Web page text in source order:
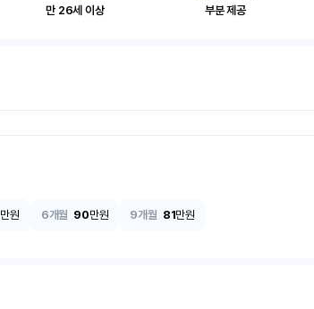
만 26세 이상 부분 제공
만원 6개월 90만원 9개월 81만원